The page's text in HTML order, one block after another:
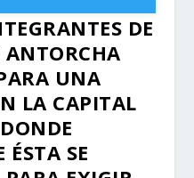
DE
UNA
LA CAPITAL
ÉSTA SE